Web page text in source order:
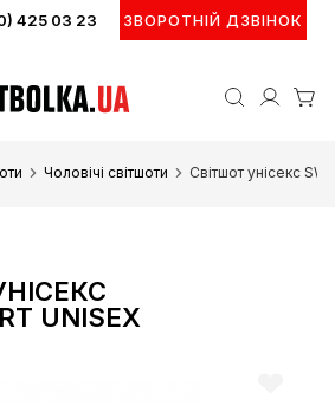
425 03 23 ЗВОРОТНІЙ ДЗВІНОК
Чоловічі світшоти Світшот унісекс
UNISEX